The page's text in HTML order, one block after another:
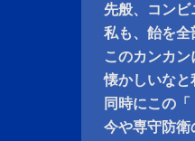
先般、コン
私も、飴を全
このカンカ
懐かしいなと
同時にこの
今や専守防衛